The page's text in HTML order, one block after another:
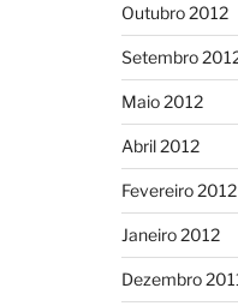
Outubro 2012
Setembro
Maio 2012
Abril 2012
Fevereiro 2012
Janeiro 2012
Dezembro